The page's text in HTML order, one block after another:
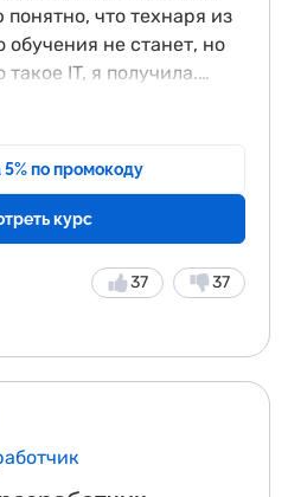
что технаря из
не станет, но
IT, я получила.
пригодится на мой
что раньше профессия
Курс по
и новым
познакомиться с этой
не знал чем отличаются
что для
по промокоду
курс
37
37